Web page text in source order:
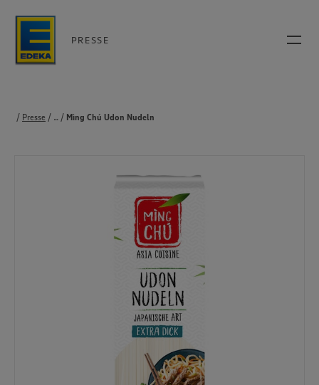
PRESSE
Presse Produkte
Mìng Chú Udon Nudeln
...